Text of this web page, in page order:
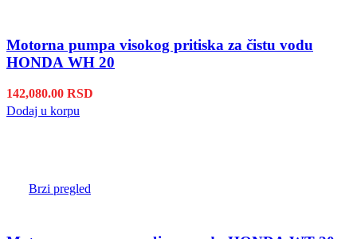
Motorna pumpa visokog pritiska za čistu vodu
HONDA WH 20
142,080.00 RSD
Dodaj u korpu
Brzi pregled